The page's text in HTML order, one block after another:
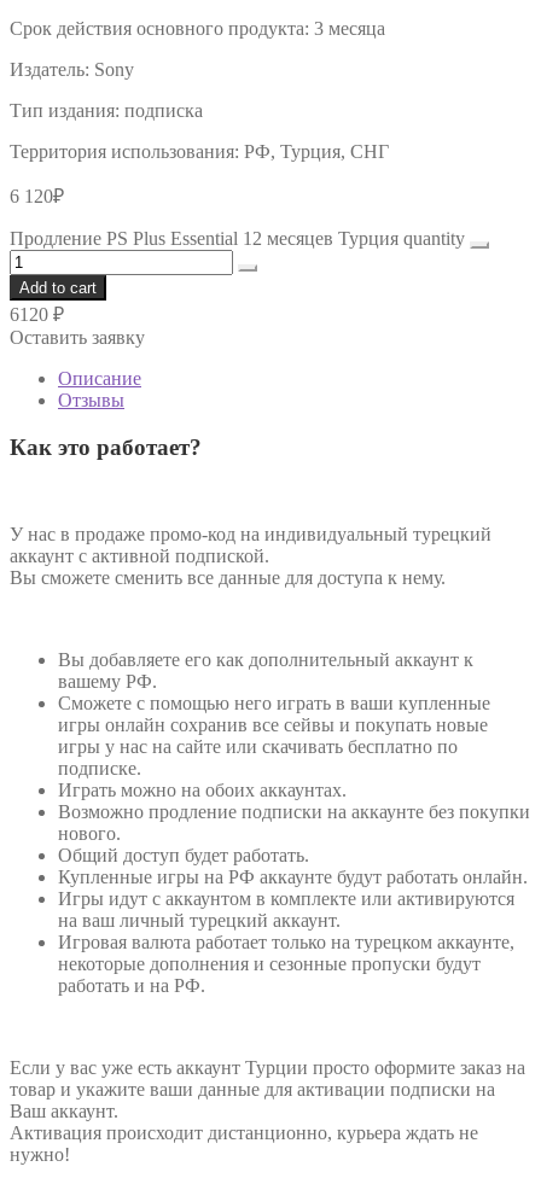
Срок действия основного продукта: 3 месяца
Издатель: Sony
Тип издания: подписка
Территория использования: РФ, Турция, СНГ
6 120₽
Продление PS Plus Essential 12 месяцев Турция quantity
Add to cart
6120 ₽
Оставить заявку
Описание
Отзывы
Как это работает?
У нас в продаже промо-код на индивидуальный турецкий
аккаунт с активной подпиской.
Вы сможете сменить все данные для доступа к нему.
Вы добавляете его как дополнительный аккаунт к
вашему РФ.
Сможете с помощью него играть в ваши купленные
игры онлайн сохранив все сейвы и покупать новые
игры у нас на сайте или скачивать бесплатно по
подписке.
Играть можно на обоих аккаунтах.
Возможно продление подписки на аккаунте без покупки
нового.
Общий доступ будет работать.
Купленные игры на РФ аккаунте будут работать онлайн.
Игры идут с аккаунтом в комплекте или активируются
на ваш личный турецкий аккаунт.
Игровая валюта работает только на турецком аккаунте,
некоторые дополнения и сезонные пропуски будут
работать и на РФ.
Если у вас уже есть аккаунт Турции просто оформите заказ на
товар и укажите ваши данные для активации подписки на
Ваш аккаунт.
Активация происходит дистанционно, курьера ждать не
нужно!